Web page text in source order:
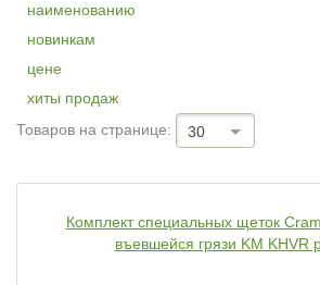
наименованию
новинкам
цене
хиты продаж
Товаров на странице:
30
Комплект специальных щеток
въевшейся грязи KM KHVR